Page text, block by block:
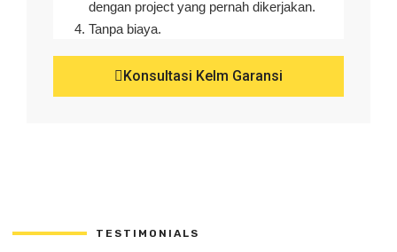
dengan project yang pernah dikerjakan.
Tanpa biaya.
Konsultasi Kelm Garansi
TESTIMONIALS